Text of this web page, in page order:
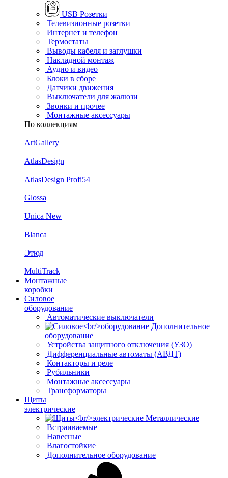
USB Розетки
Телевизионные розетки
Интернет и телефон
Термостаты
Выводы кабеля и заглушки
Накладной монтаж
Аудио и видео
Блоки в сборе
Датчики движения
Выключатели для жалюзи
Звонки и прочее
Монтажные аксессуары
По коллекциям
ArtGallery
AtlasDesign
AtlasDesign Profi54
Glossa
Unica New
Blanca
Этюд
MultiTrack
Монтажные
коробки
Силовое
оборудование
Автоматические выключатели
Дополнительное
оборудование
Устройства защитного отключения (УЗО)
Дифференциальные автоматы (АВДТ)
Контакторы и реле
Рубильники
Монтажные аксессуары
Трансформаторы
Щиты
электрические
Металлические
Встраиваемые
Навесные
Влагостойкие
Дополнительное оборудование